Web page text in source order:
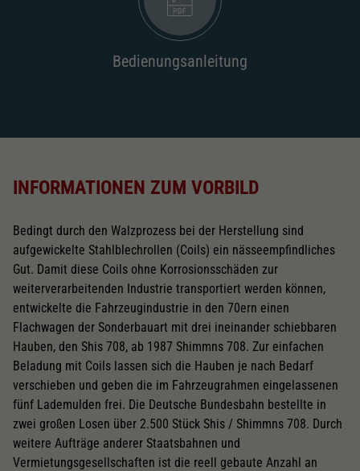
Bedienungsanleitung
INFORMATIONEN ZUM VORBILD
Bedingt durch den Walzprozess bei der Herstellung sind
aufgewickelte Stahlblechrollen (Coils) ein nässeempfindliches
Gut. Damit diese Coils ohne Korrosionsschäden zur
weiterverarbeitenden Industrie transportiert werden können,
entwickelte die Fahrzeugindustrie in den 70ern einen
Flachwagen der Sonderbauart mit drei ineinander schiebbaren
Hauben, den Shis 708, ab 1987 Shimmns 708. Zur einfachen
Beladung mit Coils lassen sich die Hauben je nach Bedarf
verschieben und geben die im Fahrzeugrahmen eingelassenen
fünf Lademulden frei. Die Deutsche Bundesbahn bestellte in
zwei großen Losen über 2.500 Stück Shis / Shimmns 708. Durch
weitere Aufträge anderer Staatsbahnen und
Vermietungsgesellschaften ist die reell gebaute Anzahl an